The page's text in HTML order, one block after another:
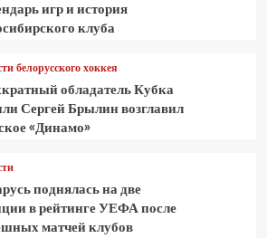
игр и история
клуба
белорусского хоккея
обладатель Кубка
Сергей Брылин возглавил
«Динамо»
поднялась на две
в рейтинге УЕФА после
матчей клубов